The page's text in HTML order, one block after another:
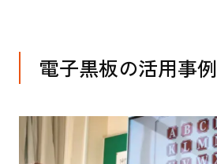
電子黒板の活用事例